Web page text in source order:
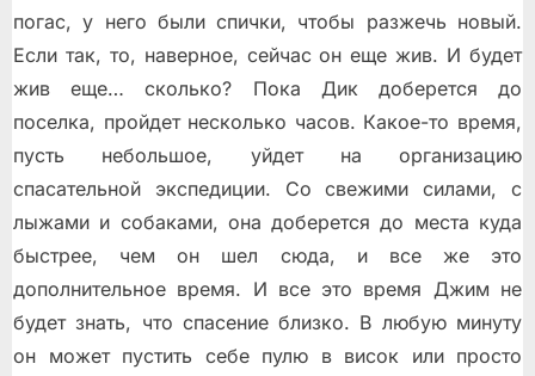
погас, у него были спички, чтобы разжечь новый.
Если так, то, наверное, сейчас он еще жив. И будет
жив еще… сколько? Пока Дик доберется до
поселка, пройдет несколько часов. Какое-то время,
пусть небольшое, уйдет на организацию
спасательной экспедиции. Со свежими силами, с
лыжами и собаками, она доберется до места куда
быстрее, чем он шел сюда, и все же это
дополнительное время. И все это время Джим не
будет знать, что спасение близко. В любую минуту
он может пустить себе пулю в висок или просто